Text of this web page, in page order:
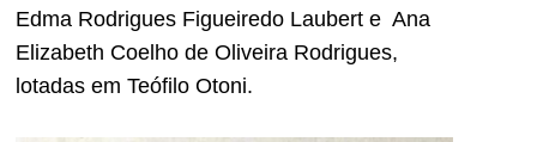
Edma Rodrigues Figueiredo Laubert e Ana
Elizabeth Coelho de Oliveira Rodrigues,
lotadas em Teófilo Otoni.